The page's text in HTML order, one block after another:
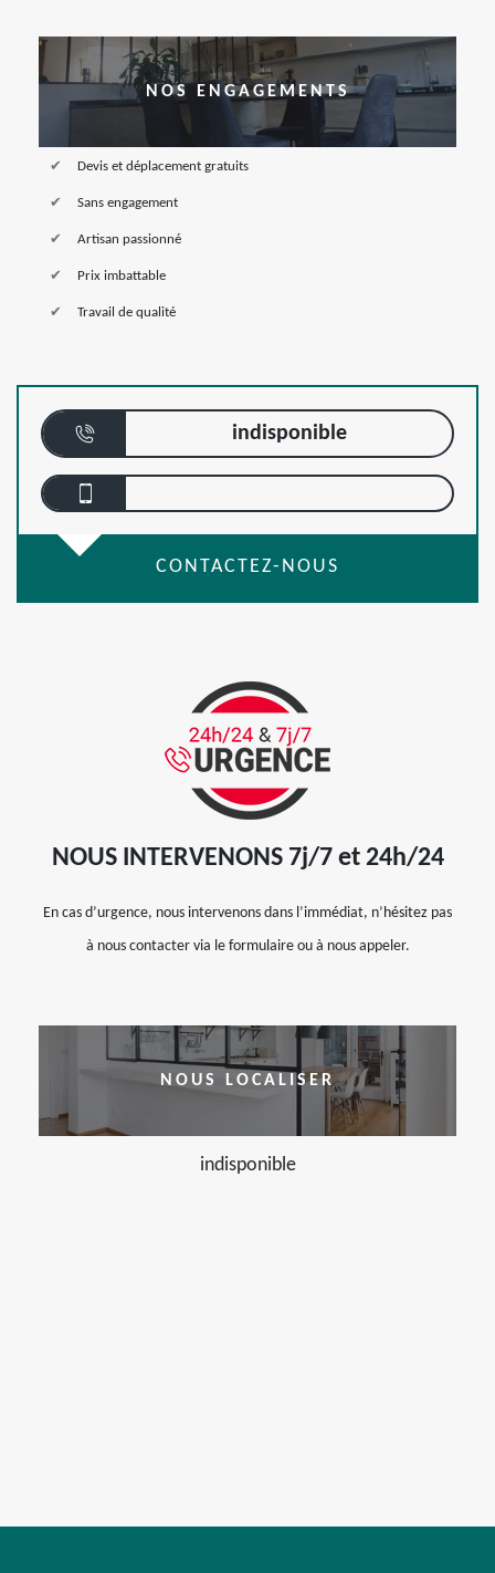
NOS ENGAGEMENTS
Devis et déplacement gratuits
Sans engagement
Artisan passionné
Prix imbattable
Travail de qualité
indisponible
CONTACTEZ-NOUS
NOUS INTERVENONS 7j/7 et 24h/24
En cas d’urgence, nous intervenons dans l’immédiat, n’hésitez pas
à nous contacter via le formulaire ou à nous appeler.
NOUS LOCALISER
indisponible